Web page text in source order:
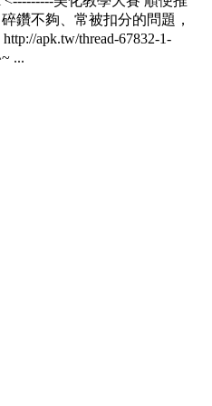
鑽不夠、常被扣分的問題，
apk.tw/thread-67832-1-
...